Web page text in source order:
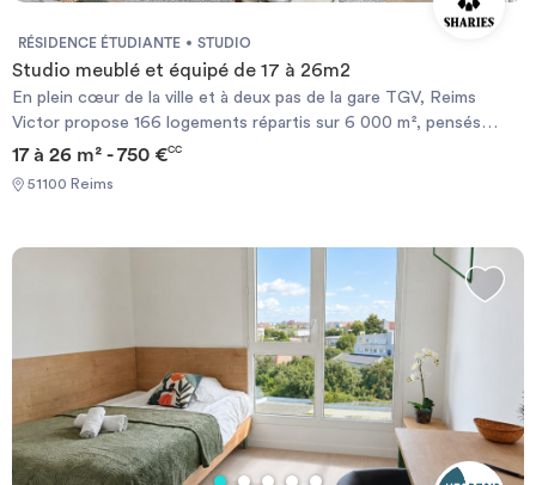
RÉSIDENCE ÉTUDIANTE STUDIO
Studio meublé et équipé de 17 à 26m2
En plein cœur de la ville et à deux pas de la gare TGV, Reims
Victor propose 166 logements répartis sur 6 000 m², pensés
comme un véritable lieu de vie. La résidence offre des studios,
colocation, ainsi que des équipements variés : fitness, salle de
coworking accessibles au public. Un cadre idéal pour un quotidien
17 à 26 m² - 750 €CC
51100 Reims